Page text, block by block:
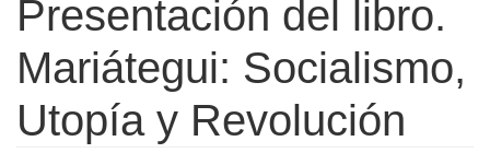
Presentación del libro.
Mariátegui: Socialismo,
Utopía y Revolución